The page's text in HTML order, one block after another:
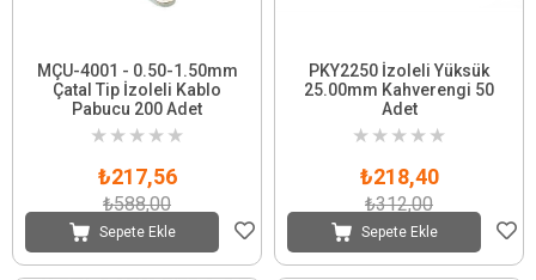
MÇU-4001 - 0.50-1.50mm
Çatal Tip İzoleli Kablo
Pabucu 200 Adet
★ ★ ★ ★ ★
₺217,56
₺588,00
Sepete Ekle
PKY2250 İzoleli Yüksük
25.00mm Kahverengi 50
Adet
★ ★ ★ ★ ★
₺218,40
₺312,00
Sepete Ekle